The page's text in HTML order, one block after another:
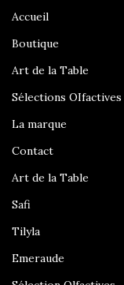
Accueil
Boutique
Art de la Table
Sélections OIfactives
La marque
Contact
Art de la Table
Safi
Tilyla
Emeraude